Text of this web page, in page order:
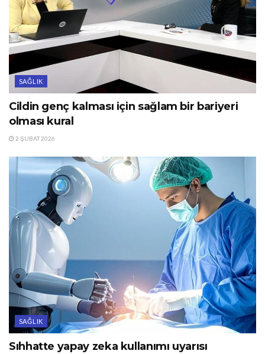
SAĞLIK
Cildin genç kalması için sağlam bir bariyeri
olması kural
2 ŞUBAT 2026
SAĞLIK
Sıhhatte yapay zeka kullanımı uyarısı